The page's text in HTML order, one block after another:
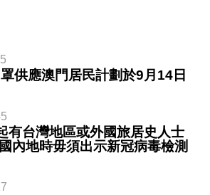
供應澳門居民計劃於9月14日
有台灣地區或外國旅居史人士
內地時毋須出示新冠病毒檢測